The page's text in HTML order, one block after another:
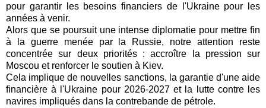
pour garantir les besoins financiers de l'Ukraine pour les
années à venir.
Alors que se poursuit une intense diplomatie pour mettre fin
à la guerre menée par la Russie, notre attention reste
concentrée sur deux priorités : accroître la pression sur
Moscou et renforcer le soutien à Kiev.
Cela implique de nouvelles sanctions, la garantie d'une aide
financière à l'Ukraine pour 2026-2027 et la lutte contre les
navires impliqués dans la contrebande de pétrole.